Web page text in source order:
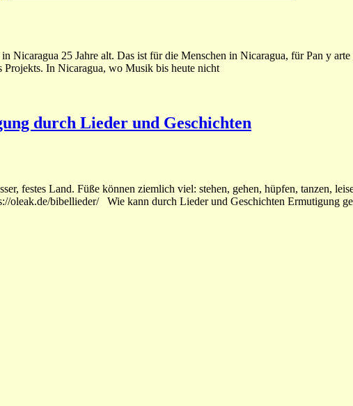
Nicaragua 25 Jahre alt. Das ist für die Menschen in Nicaragua, für Pan y
In Nicaragua, wo Musik bis heute nicht
durch Lieder und Geschichten
festes Land. Füße können ziemlich viel: stehen, gehen, hüpfen, tanzen,
oleak.de/bibellieder/ Wie kann durch Lieder und Geschichten Ermutigung